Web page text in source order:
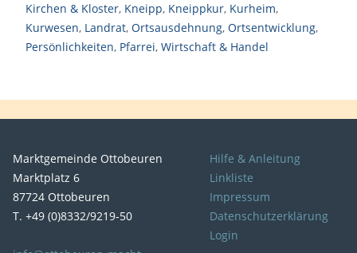
Kirchen & Kloster, Kneipp, Kneippkur, Kurheim,
Kurwesen, Landrat, Ortsausdehnung, Ortsentwicklung,
Persönlichkeiten, Pfarrei, Wirtschaft & Handel
Marktgemeinde Ottobeuren
Marktplatz 6
87724 Ottobeuren
T. +49 (0)8332/9219-50
Hilfe & Anleitung
Linkliste
Impressum
Datenschutzerklärung
Login